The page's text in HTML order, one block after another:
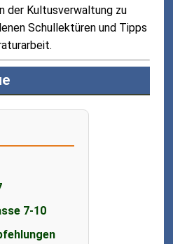
der Kultusverwaltung zu
Schullektüren und Tipps
7-10